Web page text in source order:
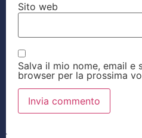
Sito web
Salva il mio nome, email e
browser per la prossima